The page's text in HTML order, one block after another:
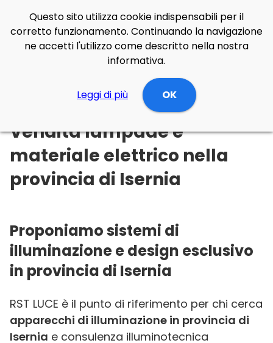
Illuminazione Online Molise Isernia
Vendita lampade e
materiale elettrico nella
provincia di Isernia
Proponiamo sistemi di
illuminazione e design esclusivo
in provincia di Isernia
RST LUCE è il punto di riferimento per chi cerca
apparecchi di illuminazione in provincia di
Isernia e consulenza illuminotecnica
Questo sito utilizza cookie indispensabili per il
corretto funzionamento. Continuando la navigazione
ne accetti l'utilizzo come descritto nella nostra
informativa.
Leggi di più OK